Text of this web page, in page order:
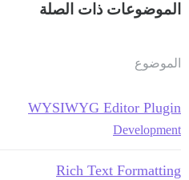
الموضوعات ذات الصلة
الموضوع
WYSIWYG Editor Plugin
Development
Rich Text Formatting